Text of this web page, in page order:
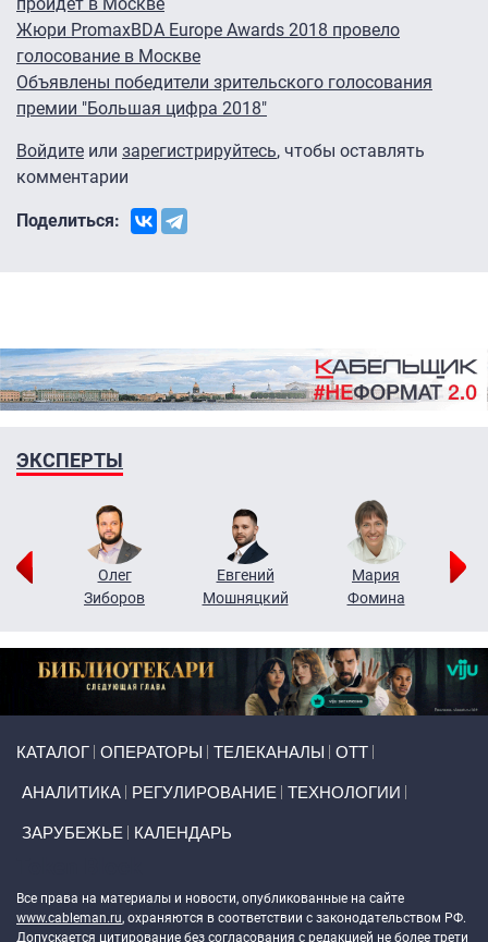
Жюри PromaxBDA Europe Awards 2018 провело
голосование в Москве
Объявлены победители зрительского голосования
премии "Большая цифра 2018"
Войдите или зарегистрируйтесь, чтобы оставлять
комментарии
Поделиться:
ЭКСПЕРТЫ
Олег
Зиборов
Евгений
Мошняцкий
Мария
Фомина
КАТАЛОГ ОПЕРАТОРЫ ТЕЛЕКАНАЛЫ ОТТ
АНАЛИТИКА РЕГУЛИРОВАНИЕ ТЕХНОЛОГИИ
ЗАРУБЕЖЬЕ КАЛЕНДАРЬ
Все права на материалы и новости, опубликованные на сайте
www.cableman.ru, охраняются в соответствии с законодательством РФ.
Допускается цитирование без согласования с редакцией не более трети